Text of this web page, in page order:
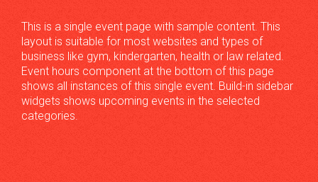
This is a single event page with sample content. This
layout is suitable for most websites and types of
business like gym, kindergarten, health or law related.
Event hours component at the bottom of this page
shows all instances of this single event. Build-in sidebar
widgets shows upcoming events in the selected
categories.